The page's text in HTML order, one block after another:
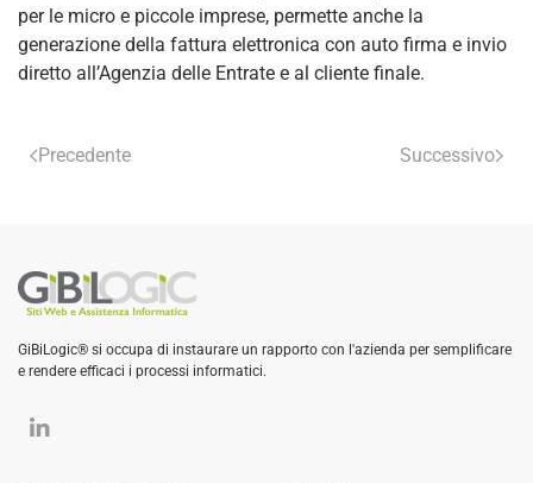
per le micro e piccole imprese, permette anche la
generazione della fattura elettronica con auto firma e invio
diretto all’Agenzia delle Entrate e al cliente finale.
Precedente Successivo
GiBiLogic® si occupa di instaurare un rapporto con l'azienda per semplificare
e rendere efficaci i processi informatici.